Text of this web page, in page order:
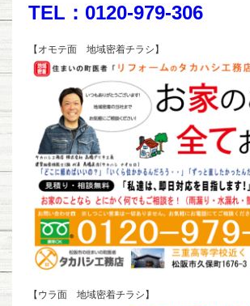
TEL：0120-979-306
【オモテ面 地域密着チラシ】
【ウラ面 地域密着チラシ】